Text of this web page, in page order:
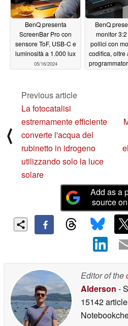
BenQ presenta
ScreenBar Pro con
sensore ToF, USB-C e
luminosità a 1.000 lux
05/16/2024
BenQ
monitor
pollici con
codifica, oltre
⟨
Previous article
La fotocatalisi
estremamente efficiente
converte l'acqua del
rubinetto in idrogeno
utilizzando solo la luce
solare
Add as a
source
Editor of the
Alderson -
15142